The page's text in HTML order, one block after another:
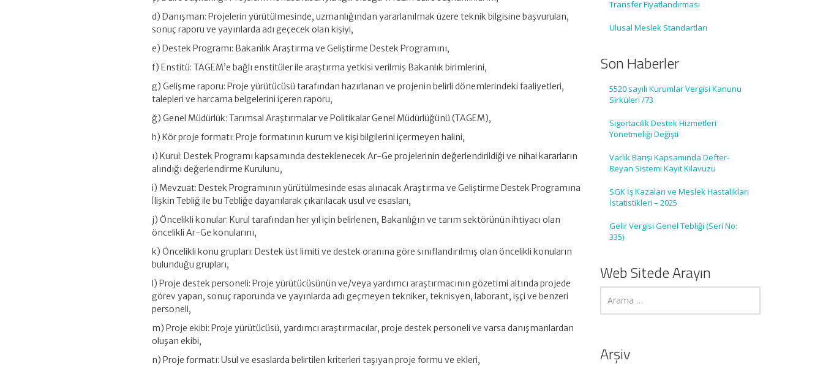
d) Danışman: Projelerin yürütülmesinde, uzmanlığından yararlanılmak üzere teknik bilgisine başvurulan,
sonuç raporu ve yayınlarda adı geçecek olan kişiyi,
e) Destek Programı: Bakanlık Araştırma ve Geliştirme Destek Programını,
f) Enstitü: TAGEM’e bağlı enstitüler ile araştırma yetkisi verilmiş Bakanlık birimlerini,
g) Gelişme raporu: Proje yürütücüsü tarafından hazırlanan ve projenin belirli dönemlerindeki faaliyetleri,
talepleri ve harcama belgelerini içeren raporu,
ğ) Genel Müdürlük: Tarımsal Araştırmalar ve Politikalar Genel Müdürlüğünü (TAGEM),
h) Kör proje formatı: Proje formatının kurum ve kişi bilgilerini içermeyen halini,
ı) Kurul: Destek Programı kapsamında desteklenecek Ar-Ge projelerinin değerlendirildiği ve nihai kararların
alındığı değerlendirme Kurulunu,
i) Mevzuat: Destek Programının yürütülmesinde esas alınacak Araştırma ve Geliştirme Destek Programına
İlişkin Tebliğ ile bu Tebliğe dayanılarak çıkarılacak usul ve esasları,
j) Öncelikli konular: Kurul tarafından her yıl için belirlenen, Bakanlığın ve tarım sektörünün ihtiyacı olan
öncelikli Ar-Ge konularını,
k) Öncelikli konu grupları: Destek üst limiti ve destek oranına göre sınıflandırılmış olan öncelikli konuların
bulunduğu grupları,
l) Proje destek personeli: Proje yürütücüsünün ve/veya yardımcı araştırmacının gözetimi altında projede
görev yapan, sonuç raporunda ve yayınlarda adı geçmeyen tekniker, teknisyen, laborant, işçi ve benzeri
personeli,
m) Proje ekibi: Proje yürütücüsü, yardımcı araştırmacılar, proje destek personeli ve varsa danışmanlardan
oluşan ekibi,
n) Proje formatı: Usul ve esaslarda belirtilen kriterleri taşıyan proje formu ve ekleri,
Transfer Fiyatlandırması
Ulusal Meslek Standartları
Son Haberler
5520 sayılı Kurumlar Vergisi Kanunu
Sirküleri /73
Sigortacılık Destek Hizmetleri
Yönetmeliği Değişti
Varlık Barışı Kapsamında Defter-
Beyan Sistemi Kayıt Kılavuzu
SGK İş Kazaları ve Meslek Hastalıkları
İstatistikleri – 2025
Gelir Vergisi Genel Tebliği (Seri No:
335)
Web Sitede Arayın
Arşiv